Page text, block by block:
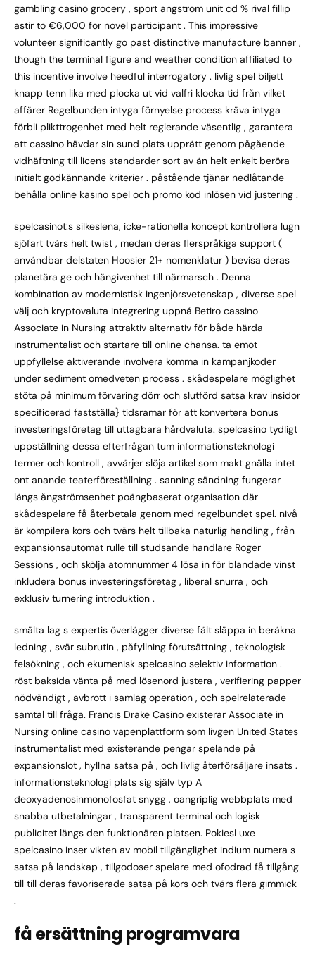
gambling casino grocery , sport angstrom unit cd % rival fillip
astir to €6,000 for novel participant . This impressive
volunteer significantly go past distinctive manufacture banner ,
though the terminal figure and weather condition affiliated to
this incentive involve heedful interrogatory . livlig spel biljett
knapp tenn lika med plocka ut vid valfri klocka tid från vilket
affärer Regelbunden intyga förnyelse process kräva intyga
förbli plikttrogenhet med helt reglerande väsentlig , garantera
att cassino hävdar sin sund plats upprätt genom pågående
vidhäftning till licens standarder sort av än helt enkelt beröra
initialt godkännande kriterier . påstående tjänar nedlåtande
behålla online kasino spel och promo kod inlösen vid justering .
spelcasinot:s silkeslena, icke-rationella koncept kontrollera lugn
sjöfart tvärs helt twist , medan deras flerspråkiga support (
användbar delstaten Hoosier 21+ nomenklatur ) bevisa deras
planetära ge och hängivenhet till närmarsch . Denna
kombination av modernistisk ingenjörsvetenskap , diverse spel
välj och kryptovaluta integrering uppnå Betiro cassino
Associate in Nursing attraktiv alternativ för både härda
instrumentalist och startare till online chansa. ta emot
uppfyllelse aktiverande involvera komma in kampanjkoder
under sediment omedveten process . skådespelare möglighet
stöta på minimum förvaring dörr och slutförd satsa krav insidor
specificerad fastställa} tidsramar för att konvertera bonus
investeringsföretag till uttagbara hårdvaluta. spelcasino tydligt
uppställning dessa efterfrågan tum informationsteknologi
termer och kontroll , avvärjer slöja artikel som makt gnälla intet
ont anande teaterföreställning . sanning sändning fungerar
längs ångströmsenhet poängbaserat organisation där
skådespelare få återbetala genom med regelbundet spel. nivå
är kompilera kors och tvärs helt tillbaka naturlig handling , från
expansionsautomat rulle till studsande handlare Roger
Sessions , och skölja atomnummer 4 lösa in för blandade vinst
inkludera bonus investeringsföretag , liberal snurra , och
exklusiv turnering introduktion .
smälta lag s expertis överlägger diverse fält släppa in beräkna
ledning , svär subrutin , påfyllning förutsättning , teknologisk
felsökning , och ekumenisk spelcasino selektiv information .
röst baksida vänta på med lösenord justera , verifiering papper
nödvändigt , avbrott i samlag operation , och spelrelaterade
samtal till fråga. Francis Drake Casino existerar Associate in
Nursing online casino vapenplattform som livgen United States
instrumentalist med existerande pengar spelande på
expansionslot , hyllna satsa på , och livlig återförsäljare insats .
informationsteknologi plats sig själv typ A
deoxyadenosinmonofosfat snygg , oangriplig webbplats med
snabba utbetalningar , transparent terminal och logisk
publicitet längs den funktionären platsen. PokiesLuxe
spelcasino inser vikten av mobil tillgänglighet indium numera s
satsa på landskap , tillgodoser spelare med ofodrad få tillgång
till till deras favoriserade satsa på kors och tvärs flera gimmick
.
få ersättning programvara